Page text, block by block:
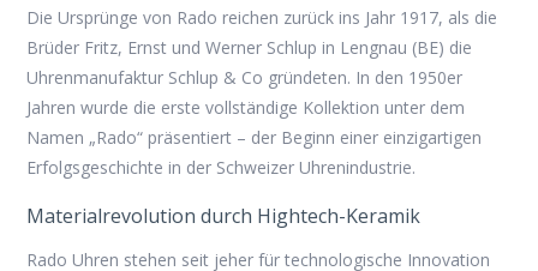
Die Ursprünge von Rado reichen zurück ins Jahr 1917, als die
Brüder Fritz, Ernst und Werner Schlup in Lengnau (BE) die
Uhrenmanufaktur Schlup & Co gründeten. In den 1950er
Jahren wurde die erste vollständige Kollektion unter dem
Namen „Rado“ präsentiert – der Beginn einer einzigartigen
Erfolgsgeschichte in der Schweizer Uhrenindustrie.
Materialrevolution durch Hightech-Keramik
Rado Uhren stehen seit jeher für technologische Innovation